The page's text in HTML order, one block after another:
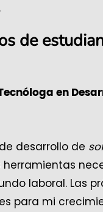
de
en
desarrollo de
herramientas
laboral. Las
para mi